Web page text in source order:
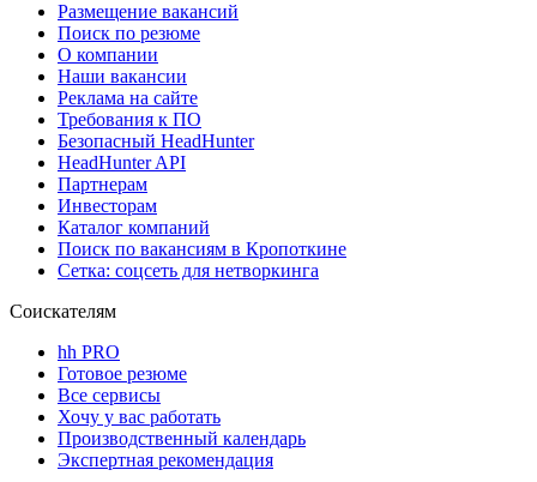
Размещение вакансий
Поиск по резюме
О компании
Наши вакансии
Реклама на сайте
Требования к ПО
Безопасный HeadHunter
HeadHunter API
Партнерам
Инвесторам
Каталог компаний
Поиск по вакансиям в Кропоткине
Сетка: соцсеть для нетворкинга
Соискателям
hh PRO
Готовое резюме
Все сервисы
Хочу у вас работать
Производственный календарь
Экспертная рекомендация